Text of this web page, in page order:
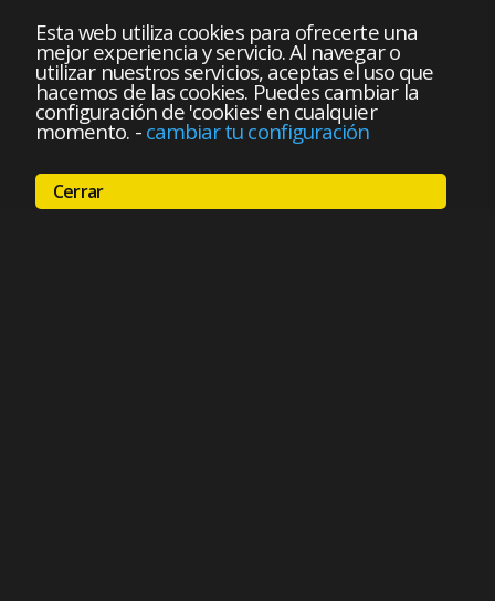
Esta web utiliza cookies para ofrecerte una
mejor experiencia y servicio. Al navegar o
utilizar nuestros servicios, aceptas el uso que
hacemos de las cookies. Puedes cambiar la
configuración de 'cookies' en cualquier
momento. - cambiar tu configuración
Cerrar